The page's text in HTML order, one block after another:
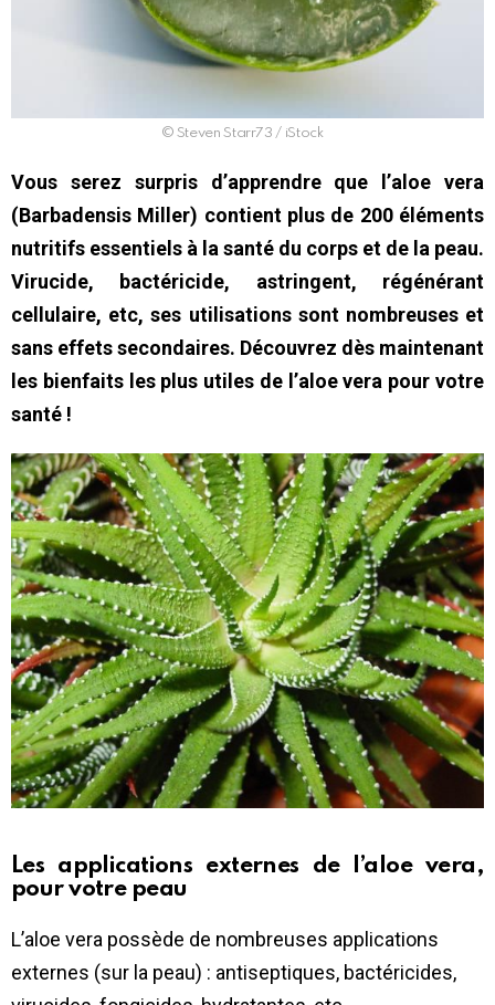
© Steven Starr73 / iStock
Vous serez surpris d’apprendre que l’aloe vera
(Barbadensis Miller) contient plus de 200 éléments
nutritifs essentiels à la santé du corps et de la peau.
Virucide, bactéricide, astringent, régénérant
cellulaire, etc, ses utilisations sont nombreuses et
sans effets secondaires. Découvrez dès maintenant
les bienfaits les plus utiles de l’aloe vera pour votre
santé !
Les applications externes de l’aloe vera,
pour votre peau
L’aloe vera possède de nombreuses applications
externes (sur la peau) : antiseptiques, bactéricides,